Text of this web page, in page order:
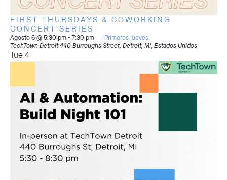
FIRST THURSDAYS & COWORKING
CONCERT SERIES
Agosto 6 @ 5:30 pm- 7:30 pm
Primeros jueves
TechTown Detroit 440 Burroughs Street, Detroit, MI, Estados Unidos
Tue4